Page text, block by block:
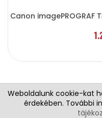
Canon imagePROGRAF
Weboldalunk cookie-kat
érdekében. További